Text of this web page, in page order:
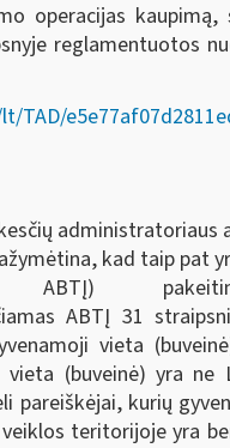
operacijas
reglamentuotos
administratoriaus
kad taip pat
ABTĮ)
ABTĮ 31
vieta
(buveinė) yra ne
kurių
teritorijoje yra